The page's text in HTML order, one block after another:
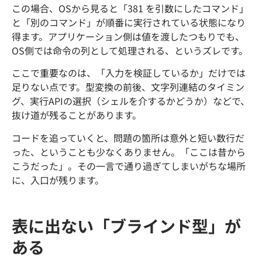
この場合、OSから見ると「381 を引数にしたコマンド」
と「別のコマンド」が順番に実行されている状態になり
得ます。アプリケーション側は値を渡したつもりでも、
OS側では命令の列として処理される、というズレです。
ここで重要なのは、「入力を検証しているか」だけでは
足りない点です。型変換の前後、文字列連結のタイミン
グ、実行APIの選択（シェルを介するかどうか）などで、
抜け道が残ることがあります。
コードを追っていくと、問題の箇所は意外と短い数行だ
った、ということも少なくありません。「ここは昔から
こうだった」。その一言で通り過ぎてしまいがちな場所
に、入口が残ります。
表に出ない「ブラインド型」が
ある